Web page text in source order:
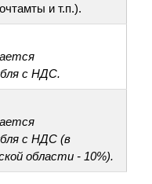
и т.п.).
с НДС.
с НДС (в
области - 10%).